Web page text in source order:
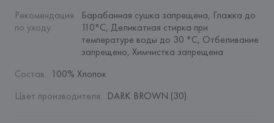
Рекомендация
по уходу:
Барабанная сушка запрещена, Глажка до
110°C, Деликатная стирка при
температуре воды до 30 °C, Отбеливание
запрещено, Химчистка запрещена
Состав: 100% Хлопок
Цвет производителя: DARK BROWN (30)